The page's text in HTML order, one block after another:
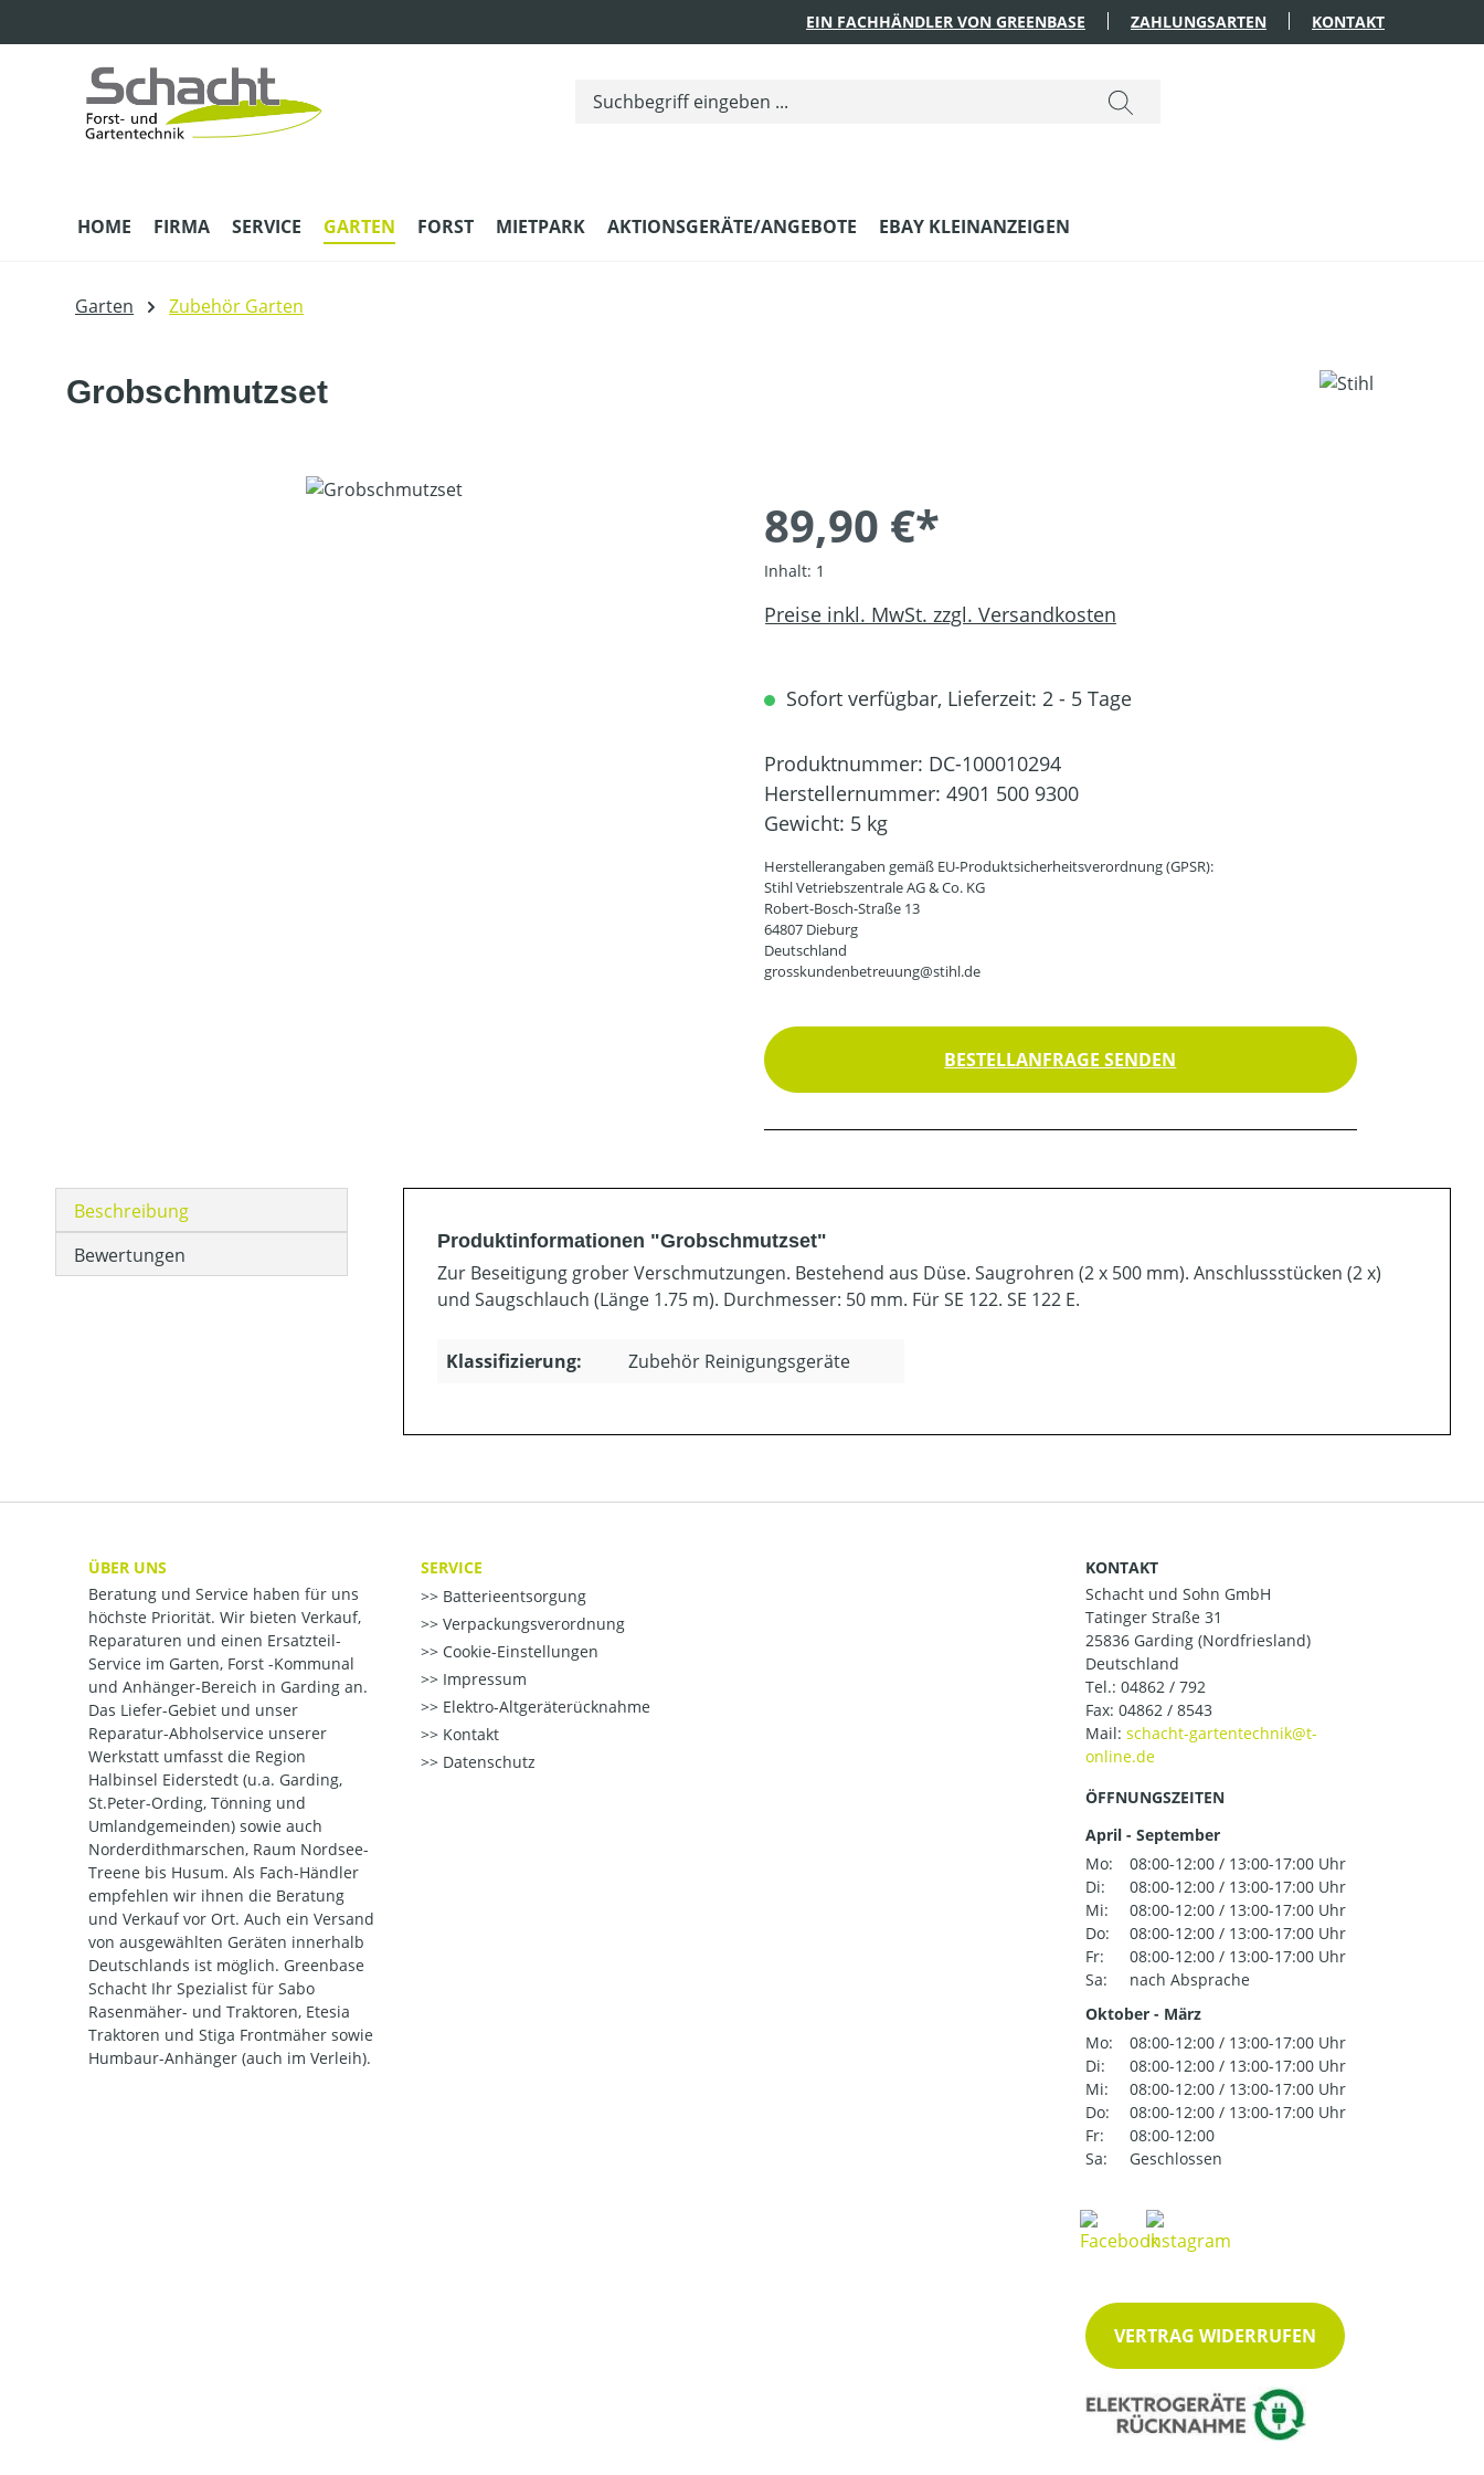
EIN FACHHÄNDLER VON GREENBASE ZAHLUNGSARTEN KONTAKT
HOME FIRMA SERVICE GARTEN FORST MIETPARK AKTIONSGERÄTE/ANGEBOTE EBAY KLEINANZEIGEN
Garten Zubehör Garten
Grobschmutzset
89,90 €*
Inhalt: 1
Preise inkl. MwSt. zzgl. Versandkosten
Sofort verfügbar, Lieferzeit: 2 - 5 Tage
Produktnummer: DC-100010294
Herstellernummer: 4901 500 9300
Gewicht: 5 kg
Herstellerangaben gemäß EU-Produktsicherheitsverordnung (GPSR):
Stihl Vetriebszentrale AG & Co. KG
Robert-Bosch-Straße 13
64807 Dieburg
Deutschland
grosskundenbetreuung@stihl.de
BESTELLANFRAGE SENDEN
Beschreibung
Bewertungen
Produktinformationen "Grobschmutzset"
Zur Beseitigung grober Verschmutzungen. Bestehend aus Düse. Saugrohren (2 x 500 mm). Anschlussstücken (2 x)
und Saugschlauch (Länge 1.75 m). Durchmesser: 50 mm. Für SE 122. SE 122 E.
Klassifizierung: Zubehör Reinigungsgeräte
ÜBER UNS
Beratung und Service haben für uns
höchste Priorität. Wir bieten Verkauf,
Reparaturen und einen Ersatzteil-
Service im Garten, Forst -Kommunal
und Anhänger-Bereich in Garding an.
Das Liefer-Gebiet und unser
Reparatur-Abholservice unserer
Werkstatt umfasst die Region
Halbinsel Eiderstedt (u.a. Garding,
St.Peter-Ording, Tönning und
Umlandgemeinden) sowie auch
Norderdithmarschen, Raum Nordsee-
Treene bis Husum. Als Fach-Händler
empfehlen wir ihnen die Beratung
und Verkauf vor Ort. Auch ein Versand
von ausgewählten Geräten innerhalb
Deutschlands ist möglich. Greenbase
Schacht Ihr Spezialist für Sabo
Rasenmäher- und Traktoren, Etesia
Traktoren und Stiga Frontmäher sowie
Humbaur-Anhänger (auch im Verleih).
SERVICE
Batterieentsorgung
Verpackungsverordnung
Cookie-Einstellungen
Impressum
Elektro-Altgeräterücknahme
Kontakt
Datenschutz
KONTAKT
Schacht und Sohn GmbH
Tatinger Straße 31
25836 Garding (Nordfriesland)
Deutschland
Tel.: 04862 / 792
Fax: 04862 / 8543
Mail:
ÖFFNUNGSZEITEN
April - September
Mo:
08:00-12:00 / 13:00-17:00 Uhr
Di:
08:00-12:00 / 13:00-17:00 Uhr
Mi:
08:00-12:00 / 13:00-17:00 Uhr
Do:
08:00-12:00 / 13:00-17:00 Uhr
Fr:
08:00-12:00 / 13:00-17:00 Uhr
Sa:
nach Absprache
Oktober - März
Mo:
08:00-12:00 / 13:00-17:00 Uhr
Di:
08:00-12:00 / 13:00-17:00 Uhr
Mi:
08:00-12:00 / 13:00-17:00 Uhr
Do:
08:00-12:00 / 13:00-17:00 Uhr
Fr:
08:00-12:00
Sa:
Geschlossen
VERTRAG WIDERRUFEN